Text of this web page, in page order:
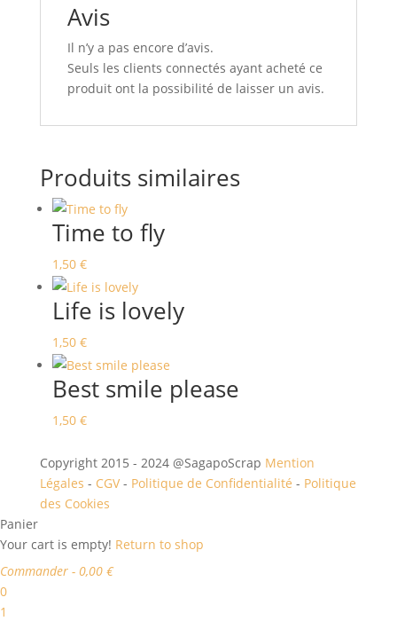
Avis
Il n’y a pas encore d’avis.
Seuls les clients connectés ayant acheté ce
produit ont la possibilité de laisser un avis.
Produits similaires
Time to fly
1,50 €
Life is lovely
1,50 €
Best smile please
1,50 €
Copyright 2015 - 2024 @SagapoScrap Mention
Légales - CGV- Politique de Confidentialité - Politique
des Cookies
Panier
Your cart is empty! Return to shop
Commander - 0,00 €
0
1